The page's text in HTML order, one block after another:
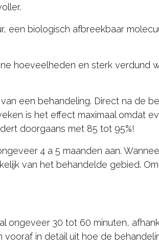
een biologisch afbreekbaar
hoeveelheden en sterk verdund
een behandeling. Direct na de
is het effect maximaal omdat
doorgaans met 85 tot 95%!
4 a 5 maanden aan.
van het behandelde gebied.
ongeveer 30 tot 60 minuten,
in detail uit hoe de